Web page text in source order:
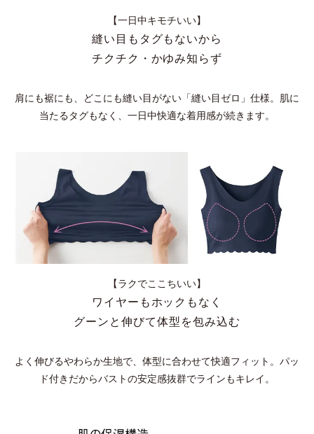
【一日中キモチいい】
縫い目もタグもないから
チクチク・かゆみ知らず
肩にも裾にも、どこにも縫い目がない「縫い目ゼロ」仕様。肌に
当たるタグもなく、一日中快適な着用感が続きます。
【ラクでここちいい】
ワイヤーもホックもなく
グーンと伸びて体型を包み込む
よく伸びるやわらか生地で、体型に合わせて快適フィット。パッ
ド付きだからバストの安定感抜群でラインもキレイ。